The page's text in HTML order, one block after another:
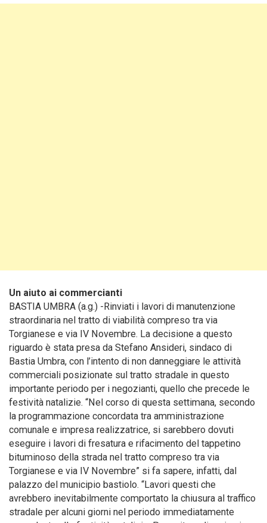
Un aiuto ai commercianti
BASTIA UMBRA (a.g.) -Rinviati i lavori di manutenzione
straordinaria nel tratto di viabilità compreso tra via
Torgianese e via IV Novembre. La decisione a questo
riguardo è stata presa da Stefano Ansideri, sindaco di
Bastia Umbra, con l’intento di non danneggiare le attività
commerciali posizionate sul tratto stradale in questo
importante periodo per i negozianti, quello che precede le
festività natalizie. “Nel corso di questa settimana, secondo
la programmazione concordata tra amministrazione
comunale e impresa realizzatrice, si sarebbero dovuti
eseguire i lavori di fresatura e rifacimento del tappetino
bituminoso della strada nel tratto compreso tra via
Torgianese e via IV Novembre” si fa sapere, infatti, dal
palazzo del municipio bastiolo. “Lavori questi che
avrebbero inevitabilmente comportato la chiusura al traffico
stradale per alcuni giorni nel periodo immediatamente